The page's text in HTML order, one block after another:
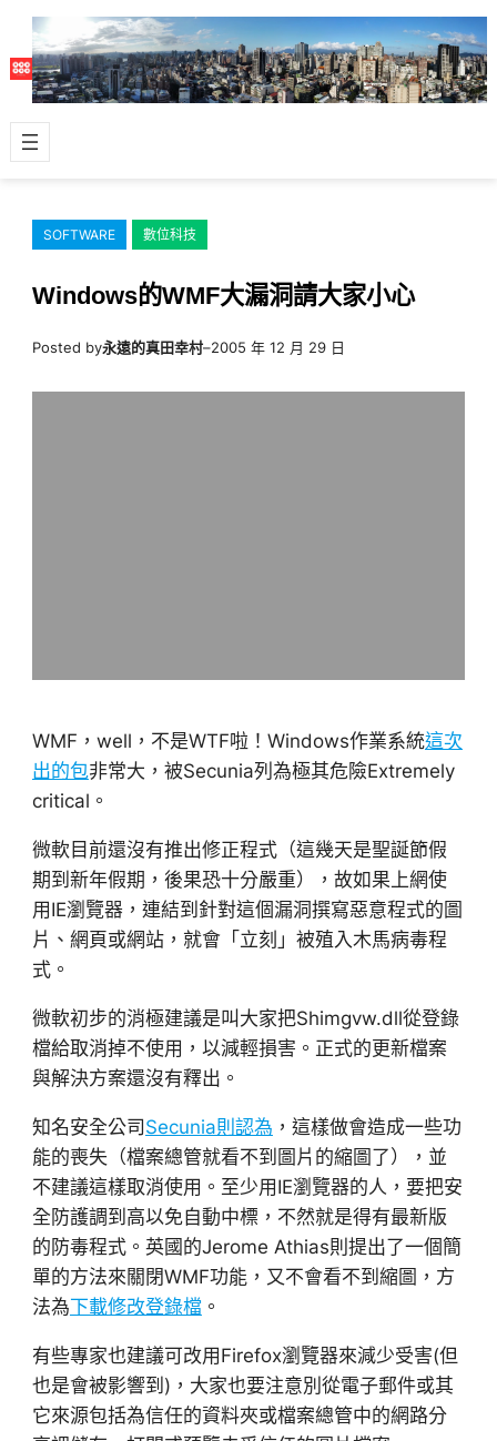
主
容
SOFTWARE 數位科技
Windows的WMF大漏洞請大家小心
Posted by永遠的真田幸村–2005 年 12 月 29 日
WMF，well，不是WTF啦！Windows作業系統這次
出的包非常大，被Secunia列為極其危險Extremely
critical。
微軟目前還沒有推出修正程式（這幾天是聖誕節假
期到新年假期，後果恐十分嚴重），故如果上網使
用IE瀏覽器，連結到針對這個漏洞撰寫惡意程式的圖
片、網頁或網站，就會「立刻」被殖入木馬病毒程
式。
微軟初步的消極建議是叫大家把Shimgvw.dll從登錄
檔給取消掉不使用，以減輕損害。正式的更新檔案
與解決方案還沒有釋出。
知名安全公司Secunia則認為 ，這樣做會造成一些功
能的喪失（檔案總管就看不到圖片的縮圖了），並
不建議這樣取消使用。至少用IE瀏覽器的人，要把安
全防護調到高以免自動中標，不然就是得有最新版
的防毒程式。英國的Jerome Athias則提出了一個簡
單的方法來關閉WMF功能，又不會看不到縮圖，方
法為下載修改登錄檔 。
有些專家也建議可改用Firefox瀏覽器來減少受害(但
也是會被影響到)，大家也要注意別從電子郵件或其
它來源包括為信任的資料夾或檔案總管中的網路分